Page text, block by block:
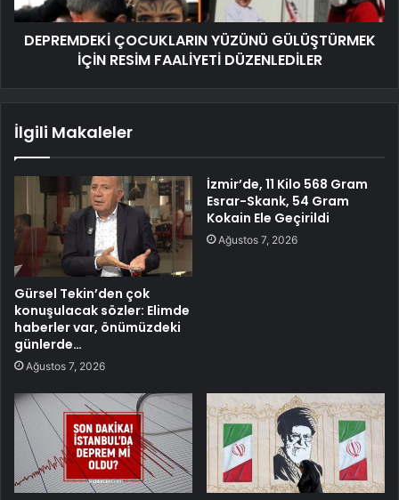
DEPREMDEKİ ÇOCUKLARIN YÜZÜNÜ GÜLÜŞTÜRMEK
İÇİN RESİM FAALİYETİ DÜZENLEDİLER
İlgili Makaleler
Gürsel Tekin’den çok
konuşulacak sözler: Elimde
haberler var, önümüzdeki
günlerde…
Ağustos 7, 2026
İzmir’de, 11 Kilo 568 Gram
Esrar-Skank, 54 Gram
Kokain Ele Geçirildi
Ağustos 7, 2026